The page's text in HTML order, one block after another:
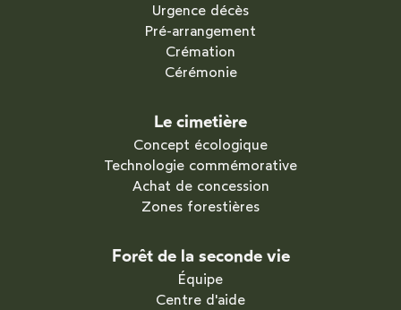
Urgence décès
Pré-arrangement
Crémation
Cérémonie
Le cimetière
Concept écologique
Technologie commémorative
Achat de concession
Zones forestières
Forêt de la seconde vie
Équipe
Centre d'aide